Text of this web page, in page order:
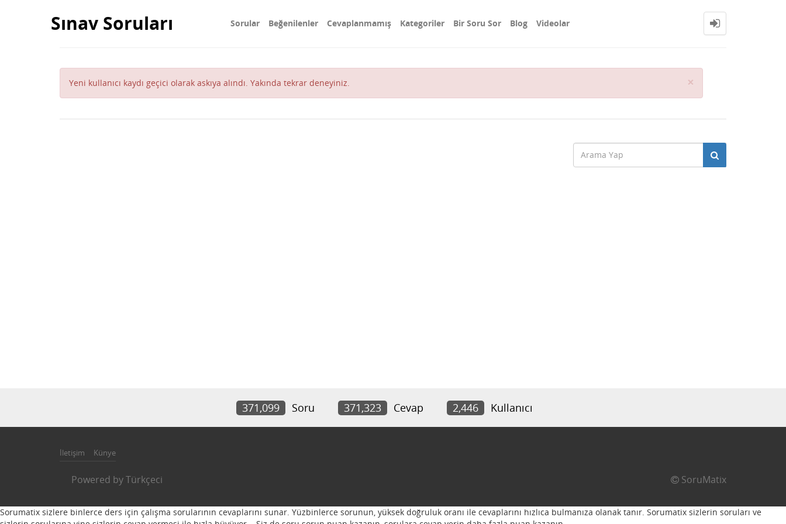
Sınav Soruları Sorular Beğenilenler Cevaplanmamış Kategoriler Bir Soru Sor Blog Videolar
Yeni kullanıcı kaydı geçici olarak askıya alındı. Yakında tekrar deneyiniz. ×
371,099 Soru 371,323 Cevap 2,446 Kullanıcı
İletişim Künye
Powered byTürkçeci SoruMatix
Sorumatix sizlere binlerce ders için çalışma sorularının cevaplarını sunar. Yüzbinlerce sorunun, yüksek doğruluk oranı ile cevaplarını hızlıca bulmanıza olanak tanır. Sorumatix sizlerin soruları ve